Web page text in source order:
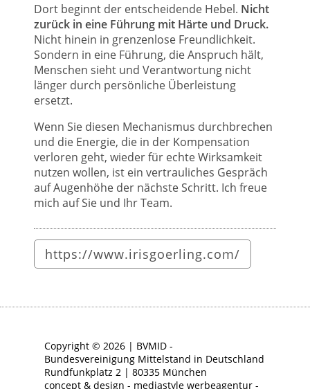
Dort beginnt der entscheidende Hebel. Nicht
zurück in eine Führung mit Härte und Druck.
Nicht hinein in grenzenlose Freundlichkeit.
Sondern in eine Führung, die Anspruch hält,
Menschen sieht und Verantwortung nicht
länger durch persönliche Überleistung
ersetzt.
Wenn Sie diesen Mechanismus durchbrechen
und die Energie, die in der Kompensation
verloren geht, wieder für echte Wirksamkeit
nutzen wollen, ist ein vertrauliches Gespräch
auf Augenhöhe der nächste Schritt. Ich freue
mich auf Sie und Ihr Team.
https://www.irisgoerling.com/
Copyright © 2026 | BVMID -
Bundesvereinigung Mittelstand in Deutschland
Rundfunkplatz 2 | 80335 München
concept & design - mediastyle werbeagentur -